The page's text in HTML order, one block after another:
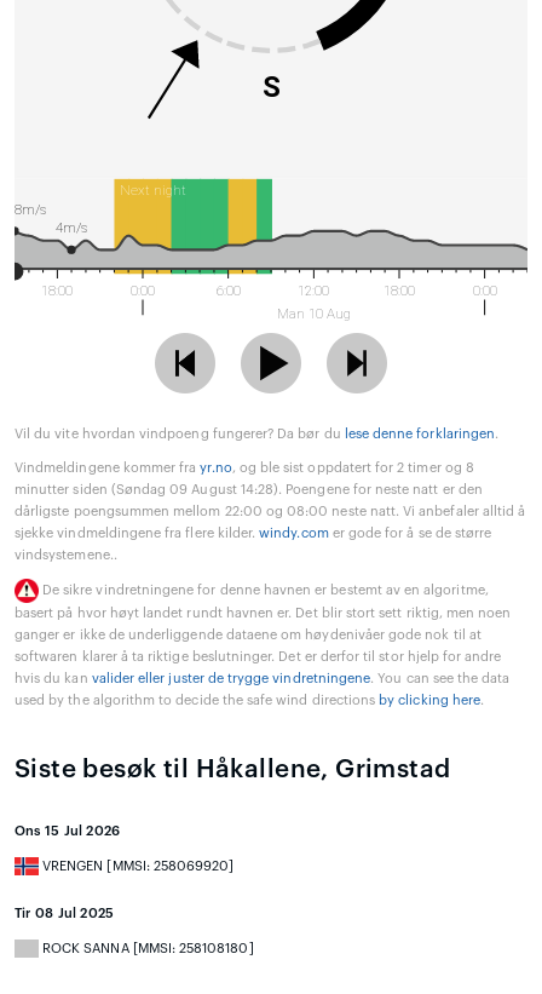
S
Next night
18:00 0:00 6:00
12:00
Man 10 Aug
18:00 0:00
8m/s
4m/s
Vil du vite hvordan vindpoeng fungerer? Da bør du lese denne forklaringen.
Vindmeldingene kommer frayr.no, og ble sist oppdatert for 2 timer og 8
minutter siden (Søndag 09 August 14:28). Poengene for neste natt er den
dårligste poengsummen mellom 22:00 og 08:00 neste natt. Vi anbefaler alltid å
sjekke vindmeldingene fra flere kilder.windy.comer gode for å se de større
vindsystemene..
De sikre vindretningene for denne havnen er bestemt av en algoritme,
basert på hvor høyt landet rundt havnen er. Det blir stort sett riktig, men noen
ganger er ikke de underliggende dataene om høydenivåer gode nok til at
softwaren klarer å ta riktige beslutninger. Det er derfor til stor hjelp for andre
hvis du kan valider eller juster de trygge vindretningene. You can see the data
used by the algorithm to decide the safe wind directions by clicking here.
Siste besøk til Håkallene, Grimstad
Ons 15 Jul 2026
VRENGEN [MMSI: 258069920]
Tir 08 Jul 2025
ROCK SANNA [MMSI: 258108180]